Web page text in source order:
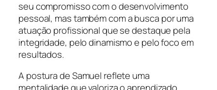
seu compromisso com o desenvolvimento
pessoal, mas também com a busca por uma
atuação profissional que se destaque pela
integridade, pelo dinamismo e pelo foco em
resultados.
A postura de Samuel reflete uma
mentalidade que valoriza o aprendizado